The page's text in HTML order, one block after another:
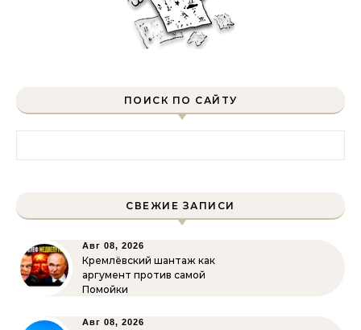
ПОИСК ПО САЙТУ
СВЕЖИЕ ЗАПИСИ
Авг 08, 2026
Кремлёвский шантаж как
аргумент против самой
Помойки
Авг 08, 2026